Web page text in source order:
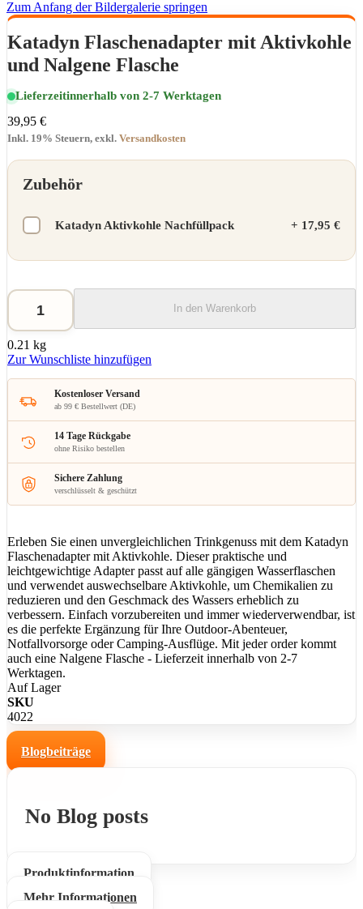
Zum Anfang der Bildergalerie springen
Katadyn Flaschenadapter mit Aktivkohle
und Nalgene Flasche
Lieferzeitinnerhalb von 2-7 Werktagen
39,95 €
Inkl. 19% Steuern, exkl. Versandkosten
Zubehör
Katadyn Aktivkohle Nachfüllpack + 17,95 €
In den Warenkorb
0.21 kg
Zur Wunschliste hinzufügen
Kostenloser Versand
ab 99 € Bestellwert (DE)
14 Tage Rückgabe
ohne Risiko bestellen
Sichere Zahlung
verschlüsselt & geschützt
Erleben Sie einen unvergleichlichen Trinkgenuss mit dem Katadyn
Flaschenadapter mit Aktivkohle. Dieser praktische und
leichtgewichtige Adapter passt auf alle gängigen Wasserflaschen
und verwendet auswechselbare Aktivkohle, um Chemikalien zu
reduzieren und den Geschmack des Wassers erheblich zu
verbessern. Einfach vorzubereiten und immer wiederverwendbar, ist
es die perfekte Ergänzung für Ihre Outdoor-Abenteuer,
Notfallvorsorge oder Camping-Ausflüge. Mit jeder order kommt
auch eine Nalgene Flasche - Lieferzeit innerhalb von 2-7
Werktagen.
Auf Lager
SKU
4022
Blogbeiträge
No Blog posts
Produktinformation
Mehr Informationen